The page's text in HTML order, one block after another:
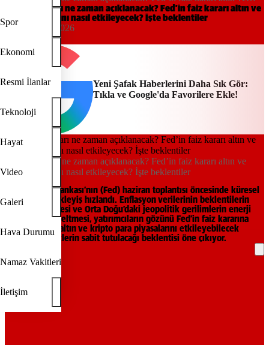
Spor
Ekonomi
Resmi İlanlar
Teknoloji
Hayat
Video
Galeri
Hava Durumu
Namaz Vakitleri
İletişim
dolar piyasasını nasıl etkileyecek? İşte beklentiler
Fed faiz kararı ne zaman açıklanacak? Fed’in faiz kararı altın ve
dolar piyasasını nasıl etkileyecek? İşte beklentiler
21:39, 13/05/2026
Yeni Şafak Haberlerini Daha Sık Gör:
Tıkla ve Google'da Favorilere Ekle!
Fed faiz kararı ne zaman açıklanacak? Fed’in faiz kararı altın ve
dolar piyasasını nasıl etkileyecek? İşte beklentiler
ABD Merkez Bankası’nın (Fed) haziran toplantısı öncesinde küresel
piyasalarda bekleyiş hızlandı. Enflasyon verilerinin beklentilerin
üzerinde gelmesi ve Orta Doğu’daki jeopolitik gerilimlerin enerji
fiyatlarını yükseltmesi, yatırımcıların gözünü Fed’in faiz kararına
çevirdi. Dolar, altın ve kripto para piyasalarını etkileyebilecek
toplantıda, faizlerin sabit tutulacağı beklentisi öne çıkıyor.